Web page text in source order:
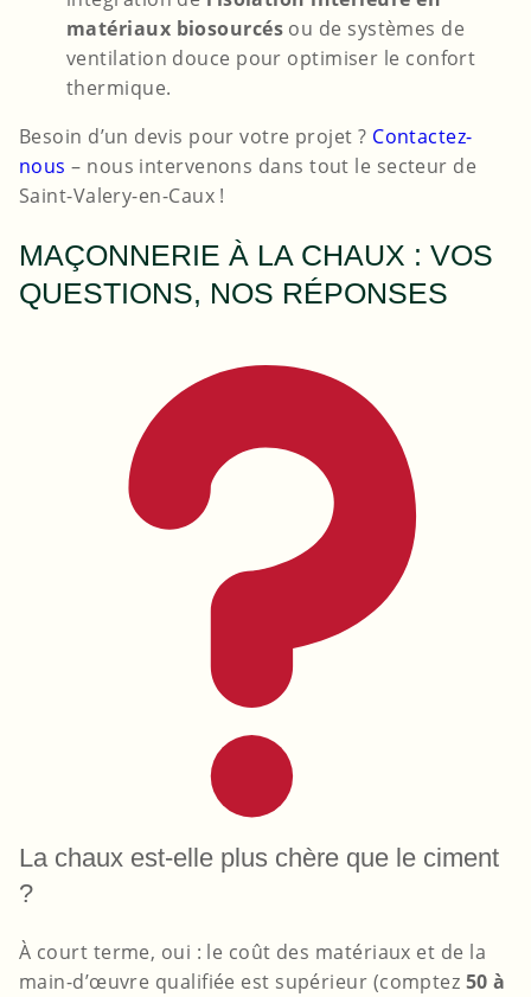
matériaux biosourcés ou de systèmes de
ventilation douce pour optimiser le confort
thermique.
Besoin d’un devis pour votre projet ? Contactez-
nous – nous intervenons dans tout le secteur de
Saint-Valery-en-Caux !
MAÇONNERIE À LA CHAUX : VOS
QUESTIONS, NOS RÉPONSES
La chaux est-elle plus chère que le ciment
?
À court terme, oui : le coût des matériaux et de la
main-d’œuvre qualifiée est supérieur (comptez 50 à